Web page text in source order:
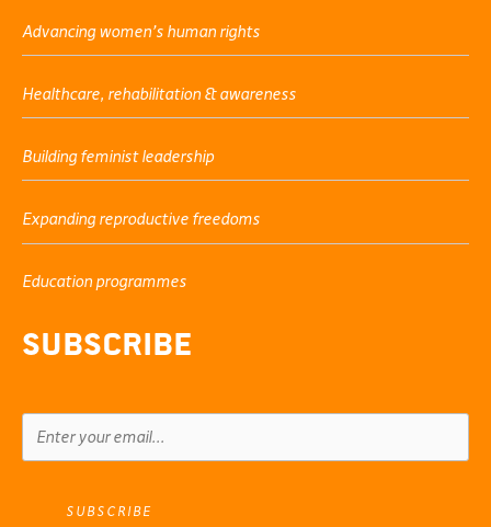
Advancing women’s human rights
Healthcare, rehabilitation & awareness
Building feminist leadership
Expanding reproductive freedoms
Education programmes
Subscribe
SUBSCRIBE